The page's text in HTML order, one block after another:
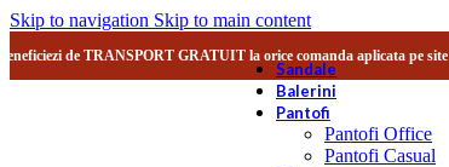
Skip to navigation Skip to main content
de TRANSPORT GRATUIT la orice comanda aplicata pe site
Sandale
Balerini
Pantofi
Pantofi Office
Pantofi Casual